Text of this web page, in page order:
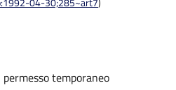
temporaneo